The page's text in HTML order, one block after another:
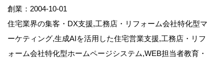
創業：2004-10-01
住宅業界の集客・DX支援,工務店・リフォーム会社特化型マ
ーケティング,生成AIを活用した住宅営業支援,工務店・リフ
ォーム会社特化型ホームページシステム,WEB担当者教育・